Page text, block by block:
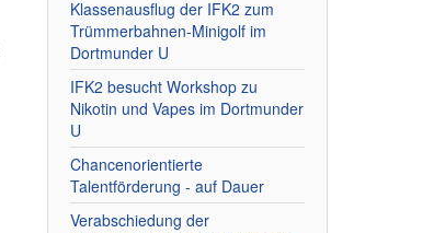
Klassenausflug der IFK2 zum
Trümmerbahnen-Minigolf im
Dortmunder U
IFK2 besucht Workshop zu
Nikotin und Vapes im Dortmunder
U
Chancenorientierte
Talentförderung - auf Dauer
Verabschiedung der